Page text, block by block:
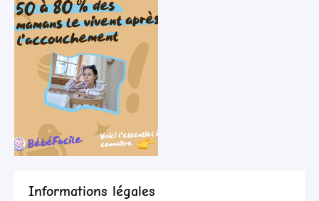
Informations légales